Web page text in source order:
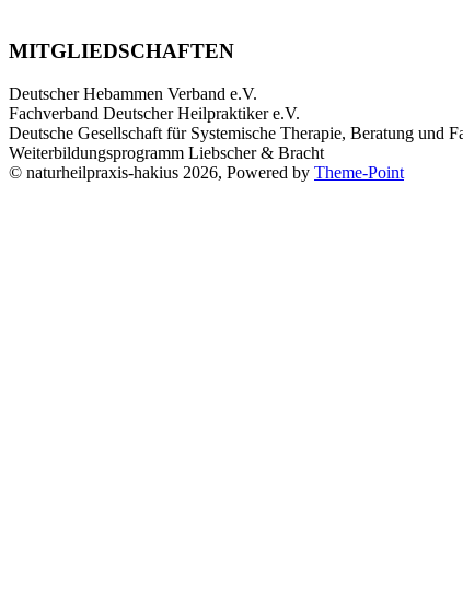
MITGLIEDSCHAFTEN
Deutscher Hebammen Verband e.V.
Fachverband Deutscher Heilpraktiker e.V.
Deutsche Gesellschaft für Systemische Therapie, Beratung und
Weiterbildungsprogramm Liebscher & Bracht
© naturheilpraxis-hakius 2026, Powered by Theme-Point